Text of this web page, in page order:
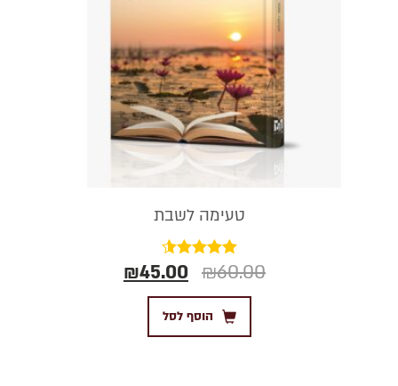
טעימה לשבת
דורג
4.50
מתוך 5
₪60.00
₪45.00
הוסף לסל